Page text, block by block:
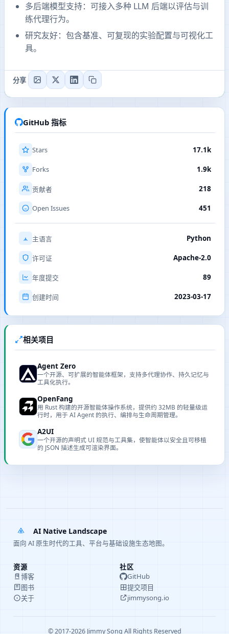
多后端模型支持：可接入多种 LLM 后端以评估与训
练代理行为。
研究友好：包含基准、可复现的实验配置与可视化工
具。
分享
GitHub 指标
Stars 17.1k
Forks 1.9k
贡献者 218
Open Issues 451
主语言 Python
许可证 Apache-2.0
年度提交 89
创建时间 2023-03-17
相关项目
Agent Zero
一个开源、可扩展的智能体框架，支持多代理协作、持久记忆与
工具化执行。
OpenFang
用 Rust 构建的开源智能体操作系统，提供约 32MB 的轻量级运
行时，用于 AI Agent 的执行、编排与生命周期管理。
A2UI
一个开源的声明式 UI 规范与工具集，使智能体以安全且可移植
的 JSON 描述生成可渲染界面。
AI Native Landscape
面向 AI 原生时代的工具、平台与基础设施生态地图。
资源
博客
图书
关于
社区
GitHub
提交项目
jimmysong.io
© 2017-2026 Jimmy Song All Rights Reserved